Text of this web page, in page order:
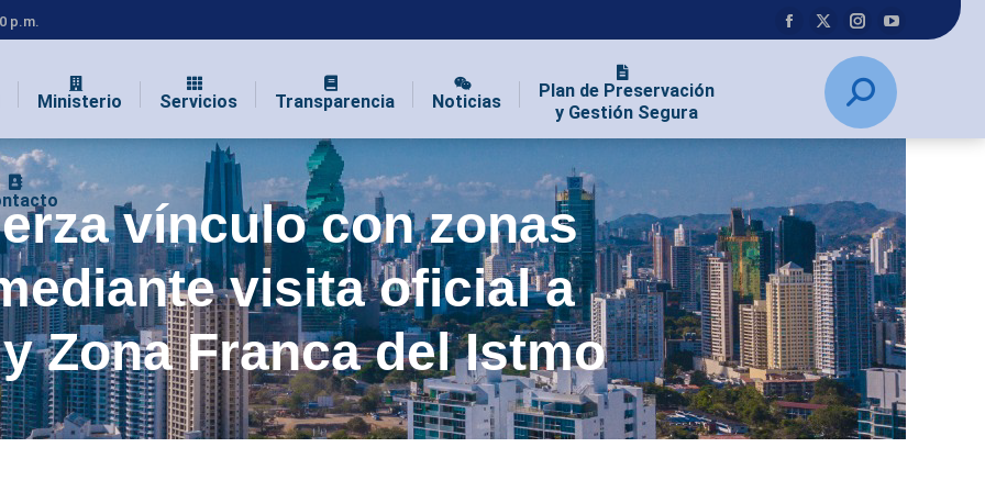
p.m.
Ministerio Servicios Transparencia Noticias
Plan de Preservación
y Gestión Segura
vínculo con zonas
visita oficial a
Zona Franca del Istmo